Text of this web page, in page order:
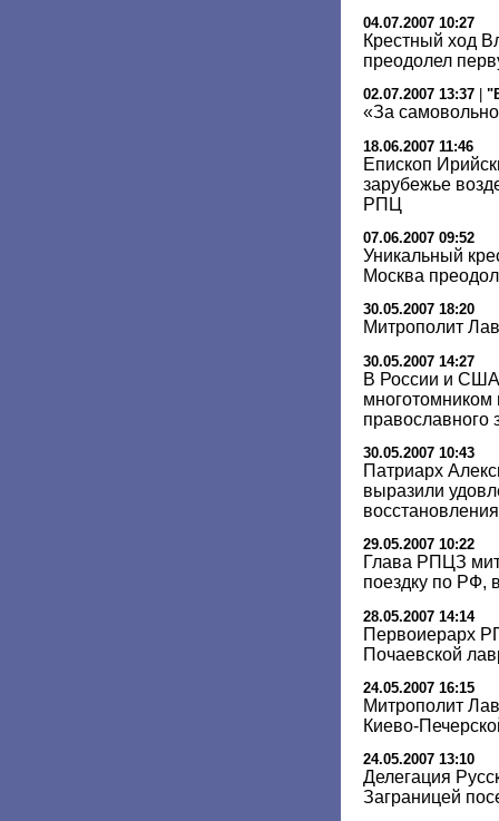
04.07.2007 10:27
Крестный ход
преодолел
02.07.2007 13:37
«За
18.06.2007 11:46
Епископ
зарубежье
РПЦ
07.06.2007 09:52
Уникальный
Москва
30.05.2007 18:20
Митрополит
30.05.2007 14:27
В России и США
многотомником
православного
30.05.2007 10:43
Патриарх
выразили
29.05.2007 10:22
Глава РПЦЗ
поездку по РФ,
28.05.2007 14:14
Первоиерарх
Почаевской
24.05.2007 16:15
Митрополит
Киево-
24.05.2007 13:10
Делегация
Заграницей